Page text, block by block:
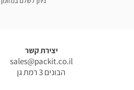
יצירת קשר
sales@packit.co.il
הבונים 3 רמת גן